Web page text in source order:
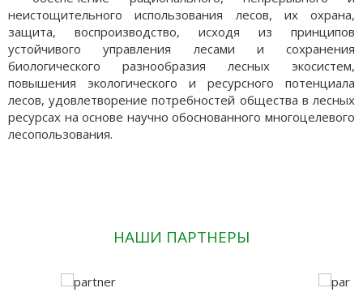
неистощительного использования лесов, их охрана,
защита, воспроизводство, исходя из принципов
устойчивого управления лесами и сохранения
биологического разнообразия лесных экосистем,
повышения экологического и ресурсного потенциала
лесов, удовлетворение потребностей общества в лесных
ресурсах на основе научно обоснованного многоцелевого
лесопользования.
НАШИ ПАРТНЕРЫ